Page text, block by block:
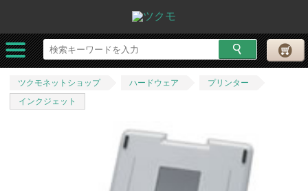
ツクモネットショップ ハードウェア
プリンター
インクジェット